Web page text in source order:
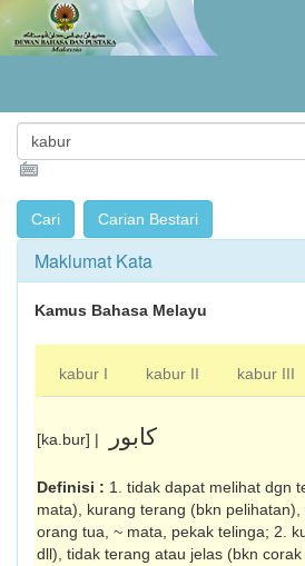
Maklumat Kata
Kamus Bahasa Melayu
kabur I kabur II kabur III
[ka.bur] | کابور
Definisi : 1. tidak dapat melihat dgn
mata), kurang terang (bkn
orang tua, ~ mata, pekak telinga; 2.
dll), tidak terang atau jelas (bkn corak